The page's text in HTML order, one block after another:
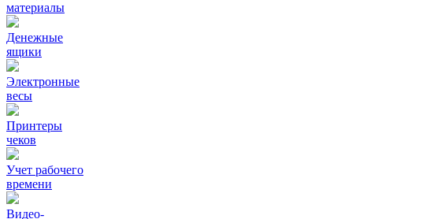
материалы
Денежные
ящики
Электронные
весы
Принтеры
чеков
Учет рабочего
времени
Видео‑